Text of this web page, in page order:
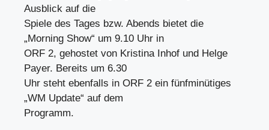
Ausblick auf die
Spiele des Tages bzw. Abends bietet die
„Morning Show“ um 9.10 Uhr in
ORF 2, gehostet von Kristina Inhof und Helge
Payer. Bereits um 6.30
Uhr steht ebenfalls in ORF 2 ein fünfminütiges
„WM Update“ auf dem
Programm.